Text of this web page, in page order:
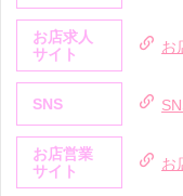
お店求人
サイト
お
SNS
お店営業
サイト
お